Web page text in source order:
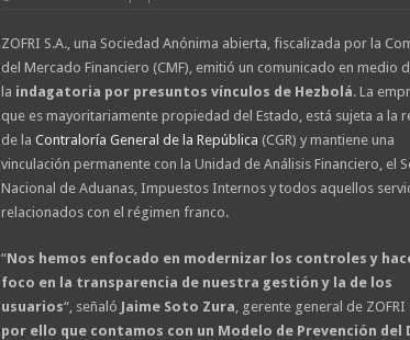
ZOFRI S.A., una Sociedad Anónima abierta, fiscalizada por la
del Mercado Financiero (CMF), emitió un comunicado en medio
la indagatoria por presuntos vínculos de Hezbolá. La
que es mayoritariamente propiedad del Estado, está sujeta a la
de la Contraloría General de la República (CGR) y mantiene una
vinculación permanente con la Unidad de Análisis Financiero, el
Nacional de Aduanas, Impuestos Internos y todos aquellos
relacionados con el régimen franco.
“Nos hemos enfocado en modernizar los controles y
foco en la transparencia de nuestra gestión y la de los
usuarios“, señaló Jaime Soto Zura, gerente general de ZOFRI
por ello que contamos con un Modelo de Prevención del